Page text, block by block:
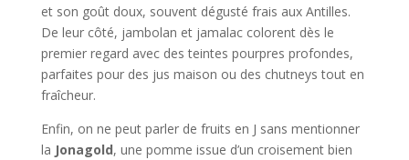
et son goût doux, souvent dégusté frais aux Antilles.
De leur côté, jambolan et jamalac colorent dès le
premier regard avec des teintes pourpres profondes,
parfaites pour des jus maison ou des chutneys tout en
fraîcheur.
Enfin, on ne peut parler de fruits en J sans mentionner
la Jonagold, une pomme issue d’un croisement bien